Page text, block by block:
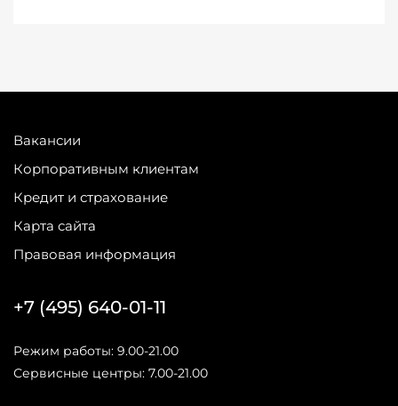
Вакансии
Корпоративным клиентам
Кредит и страхование
Карта сайта
Правовая информация
+7 (495) 640-01-11
Режим работы: 9.00-21.00
Сервисные центры: 7.00-21.00